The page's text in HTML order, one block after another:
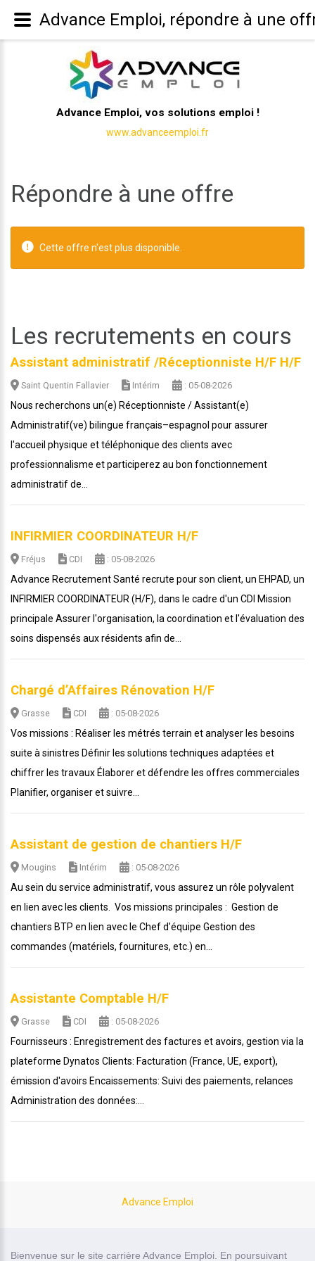
Bienvenue sur le site carrière Advance Emploi. En poursuivant
Advance Emploi, vos solutions emploi !
www.advanceemploi.fr
Répondre à une offre
Cette offre n'est plus disponible.
Les recrutements en cours
Assistant administratif /Réceptionniste H/F H/F
Saint Quentin Fallavier Intérim : 05-08-2026
Nous recherchons un(e) Réceptionniste / Assistant(e)
Administratif(ve) bilingue français–espagnol pour assurer
l'accueil physique et téléphonique des clients avec
professionnalisme et participerez au bon fonctionnement
administratif de...
INFIRMIER COORDINATEUR H/F
Fréjus CDI : 05-08-2026
Advance Recrutement Santé recrute pour son client, un EHPAD, un
INFIRMIER COORDINATEUR (H/F), dans le cadre d'un CDI Mission
principale Assurer l'organisation, la coordination et l'évaluation des
soins dispensés aux résidents afin de...
Chargé d’Affaires Rénovation H/F
Grasse CDI : 05-08-2026
Vos missions : Réaliser les métrés terrain et analyser les besoins
suite à sinistres Définir les solutions techniques adaptées et
chiffrer les travaux Élaborer et défendre les offres commerciales
Planifier, organiser et suivre...
Assistant de gestion de chantiers H/F
Mougins Intérim : 05-08-2026
Au sein du service administratif, vous assurez un rôle polyvalent
en lien avec les clients. Vos missions principales : Gestion de
chantiers BTP en lien avec le Chef d'équipe Gestion des
commandes (matériels, fournitures, etc.) en...
Assistante Comptable H/F
Grasse CDI : 05-08-2026
Fournisseurs : Enregistrement des factures et avoirs, gestion via la
plateforme Dynatos Clients: Facturation (France, UE, export),
émission d'avoirs Encaissements: Suivi des paiements, relances
Administration des données:...
Advance Emploi
Advance Emploi, répondre à une